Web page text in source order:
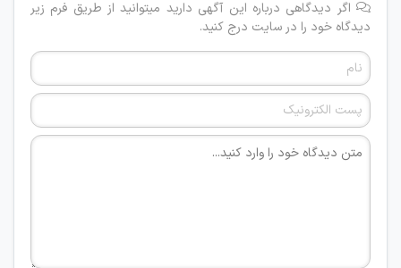
اگر دیدگاهی درباره این آگهی دارید میتوانید از طریق فرم زیر
دیدگاه خود را در سایت درج کنید.